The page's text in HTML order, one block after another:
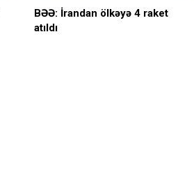
BƏƏ: İrandan ölkəyə 4 raket
atıldı